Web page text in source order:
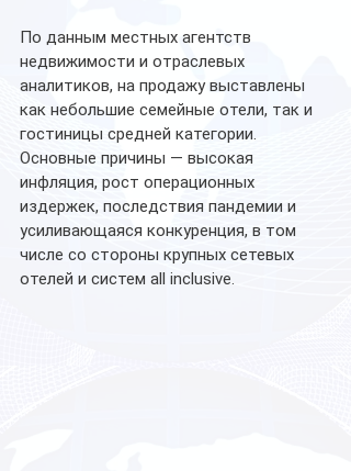
По данным местных агентств
недвижимости и отраслевых
аналитиков, на продажу выставлены
как небольшие семейные отели, так и
гостиницы средней категории.
Основные причины — высокая
инфляция, рост операционных
издержек, последствия пандемии и
усиливающаяся конкуренция, в том
числе со стороны крупных сетевых
отелей и систем all inclusive.